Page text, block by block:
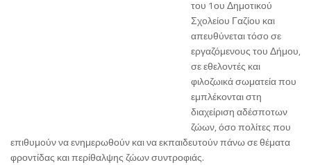
του 1ου Δημοτικού
Σχολείου Γαζίου και
απευθύνεται τόσο σε
εργαζόμενους του Δήμου,
σε εθελοντές και
φιλοζωικά σωματεία που
εμπλέκονται στη
διαχείριση αδέσποτων
ζώων, όσο πολίτες που
επιθυμούν να ενημερωθούν και να εκπαιδευτούν πάνω σε θέματα
φροντίδας και περίθαλψης ζώων συντροφιάς.